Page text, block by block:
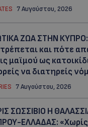
7 Αυγούστου, 2026
ΖΩΑ ΣΤΗΝ
και πότε
μαϊμού ως
να διατηρείς
7 Αυγούστου, 2026
ΣΩΣΣΙΒΙΟ Η
ΕΛΛΑΔΑΣ: